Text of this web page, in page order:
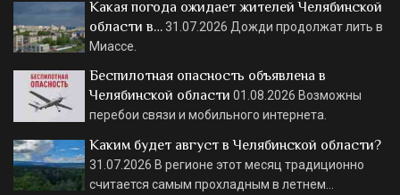
Какая погода ожидает жителей Челябинской
области в…31.07.2026 Дожди продолжат лить в
Миассе.
Беспилотная опасность объявлена в
Челябинской области 01.08.2026 Возможны
перебои связи и мобильного интернета.
Каким будет август в Челябинской области?
31.07.2026 В регионе этот месяц традиционно
считается самым прохладным в летнем…